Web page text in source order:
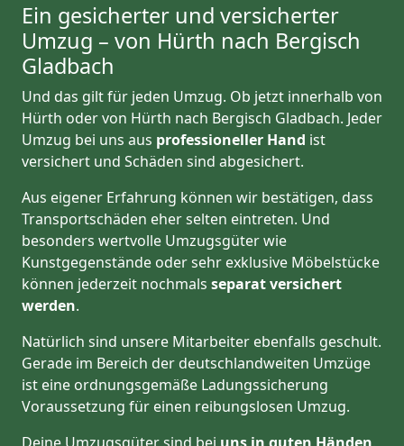
Ein gesicherter und versicherter
Umzug – von Hürth nach Bergisch
Gladbach
Und das gilt für jeden Umzug. Ob jetzt innerhalb von
Hürth oder von Hürth nach Bergisch Gladbach. Jeder
Umzug bei uns aus professioneller Hand ist
versichert und Schäden sind abgesichert.
Aus eigener Erfahrung können wir bestätigen, dass
Transportschäden eher selten eintreten. Und
besonders wertvolle Umzugsgüter wie
Kunstgegenstände oder sehr exklusive Möbelstücke
können jederzeit nochmals separat versichert
werden.
Natürlich sind unsere Mitarbeiter ebenfalls geschult.
Gerade im Bereich der deutschlandweiten Umzüge
ist eine ordnungsgemäße Ladungssicherung
Voraussetzung für einen reibungslosen Umzug.